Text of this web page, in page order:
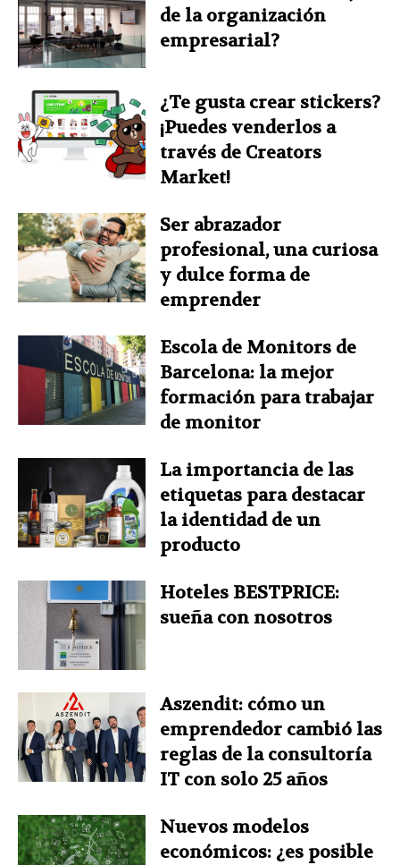
de la organización
empresarial?
¿Te gusta crear stickers?
¡Puedes venderlos a
través de Creators
Market!
Ser abrazador
profesional, una curiosa
y dulce forma de
emprender
Escola de Monitors de
Barcelona: la mejor
formación para trabajar
de monitor
La importancia de las
etiquetas para destacar
la identidad de un
producto
Hoteles BESTPRICE:
sueña con nosotros
Aszendit: cómo un
emprendedor cambió las
reglas de la consultoría
IT con solo 25 años
Nuevos modelos
económicos: ¿es posible